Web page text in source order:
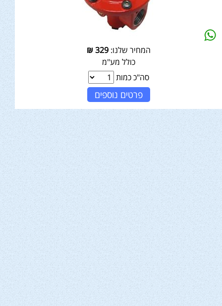
המחיר שלנו:329
₪
כולל מע"מ
סה"כ כמות
פרטים נוספים